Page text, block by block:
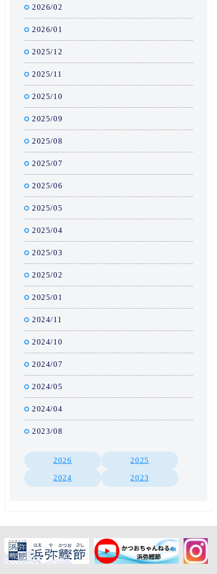
2026/02
2026/01
2025/12
2025/11
2025/10
2025/09
2025/08
2025/07
2025/06
2025/05
2025/04
2025/03
2025/02
2025/01
2024/11
2024/10
2024/07
2024/05
2024/04
2023/08
2026 2025
2024 2023